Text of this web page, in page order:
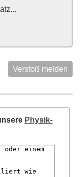
Verstoß melden
Physik-